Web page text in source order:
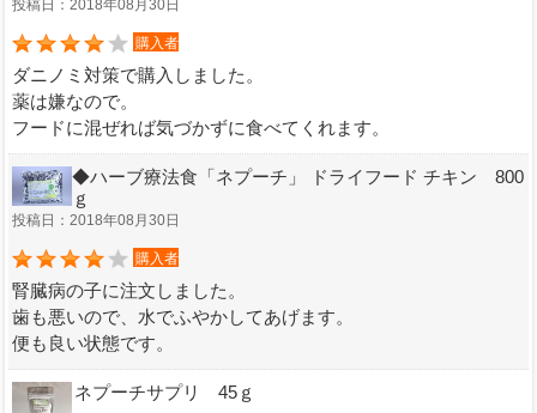
投稿日：2018年08月30日
購入者
ダニノミ対策で購入しました。
薬は嫌なので。
フードに混ぜれば気づかずに食べてくれます。
◆ハーブ療法食「ネプーチ」 ドライフード チキン 800
ｇ
投稿日：2018年08月30日
購入者
腎臓病の子に注文しました。
歯も悪いので、水でふやかしてあげます。
便も良い状態です。
ネプーチサプリ 45ｇ